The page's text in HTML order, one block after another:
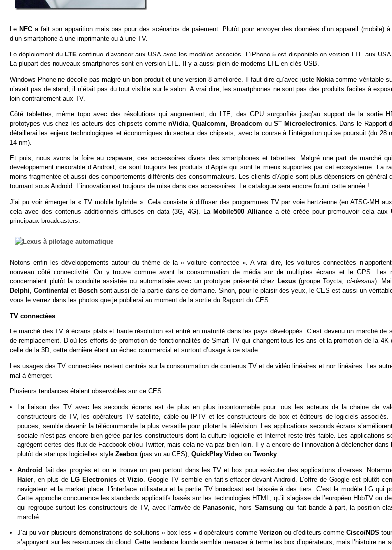
Le NFC a fait son apparition mais pas pour des scénarios de paiement. Plutôt pour envoyer des données d’un appareil (mobile) à
d’un smartphone à une imprimante ou à une TV.
Le déploiement du LTE continue d’avancer aux USA avec les modèles associés. L’iPhone 5 est disponible en version LTE aux
La plupart des nouveaux smartphones sont en version LTE. Il y a aussi plein de modems LTE en clés USB.
Windows Phone ne décolle pas malgré un bon produit et une version 8 améliorée. Il faut dire qu’avec juste Nokia comme véritable
n’avait pas de stand, il n’était pas du tout visible sur le salon. A vrai dire, les smartphones ne sont pas des produits faciles à
loin contrairement aux TV.
Côté tablettes, même topo avec des résolutions qui augmentent, du LTE, des GPU surgonflés jusq’au support de la sortie
prototypes vus chez les acteurs des chipsets comme nVidia,Qualcomm, Broadcom ouST Microelectronics. Dans le Rapport
détaillerai les enjeux technologiques et économiques du secteur des chipsets, avec la course à l’intégration qui se poursuit (du 28
14 nm).
Et puis, nous avons la foire au crapware, ces accessoires divers des smartphones et tablettes. Malgré une part de marché
développement inexorable d’Android, ce sont toujours les produits d’Apple qui sont le mieux supportés par cet écosystème. La
moins fragmentée et aussi des comportements différents des consommateurs. Les clients d’Apple sont plus dépensiers en général
tournant sous Android. L’innovation est toujours de mise dans ces accessoires. Le catalogue sera encore fourni cette année !
J’ai pu voir émerger la « TV mobile hybride ». Cela consiste à diffuser des programmes TV par voie hertzienne (en ATSC-MH
cela avec des contenus additionnels diffusés en data (3G, 4G). La Mobile500 Alliancea été créée pour promouvoir cela aux
principaux broadcasters.
Notons enfin les développements autour du thème de la « voiture connectée ». A vrai dire, les voitures connectées
nouveau côté connectivité. On y trouve comme avant la consommation de média sur de multiples écrans et le GPS. Les
concernaient plutôt la conduite assistée ou automatisée avec un prototype présenté chezLexus (groupe Toyota, ci-dessus).
Delphi ,Continental etBosch sont aussi de la partie dans ce domaine. Sinon, pour le plaisir des yeux, le CES est aussi un
vous le verrez dans les photos que je publierai au moment de la sortie du Rapport du CES.
TV connectées
Le marché des TV à écrans plats et haute résolution est entré en maturité dans les pays développés. C’est devenu un marché de
de remplacement. D’où les efforts de promotion de fonctionnalités de Smart TV qui changent tous les ans et la promotion de la 4K
celle de la 3D, cette dernière étant un échec commercial et surtout d’usage à ce stade.
Les usages des TV connectées restent centrés sur la consommation de contenus TV et de vidéo linéaires et non linéaires. Les
mal à émerger.
Plusieurs tendances étaient observables sur ce CES :
La liaison des TV avec les seconds écrans est de plus en plus incontournable pour tous les acteurs de la chaine de
constructeurs de TV, les opérateurs TV satellite, câble ou IPTV et les constructeurs de box et éditeurs de logiciels associés.
pouces, semble devenir la télécommande la plus versatile pour piloter la télévision. Les applications seconds écrans
sociale n’est pas encore bien gérée par les constructeurs dont la culture logicielle et Internet reste très faible. Les applications
agrègent certes des flux de Facebook et/ou Twitter, mais cela ne va pas bien loin. Il y a encore de l’innovation à déclencher dans
plutôt de startups logicielles styleZeebox(pas vu au CES),QuickPlay Video ouTwonky
Android fait des progrès et on le trouve un peu partout dans les TV et box pour exécuter des applications diverses.
Haier , en plus deLG Electronics et Vizio. Google TV semble en fait s’effacer devant Android. L’offre de Google est plutôt
navigateur et la market place. L’interface utilisateur et la partie TV broadcast est laissée à des tiers. C’est le modèle LG qui
Cette approche concurrence les standards applicatifs basés sur les technologies HTML, qu’il s’agisse de l’européen HbbTV ou
qui regroupe surtout les constructeurs de TV, avec l’arrivée dePanasonic , hors Samsung qui fait bande à part, la position
marché.
J’ai pu voir plusieurs démonstrations de solutions « box less »d’opérateurs commeVerizon ou d’éditeurs commeCisco/NDS
s’appuyant sur les ressources du cloud. Cette tendance lourde semble menacer à terme les box d’opérateurs, mais l’histoire ne